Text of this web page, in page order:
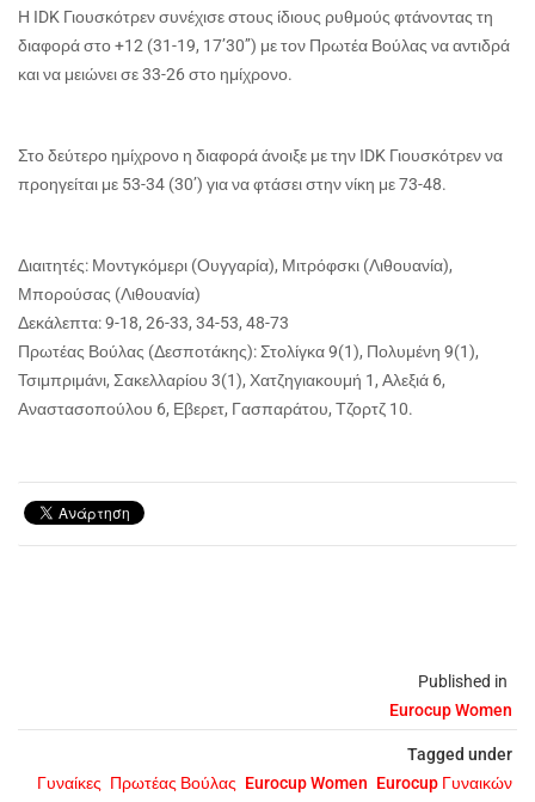
Published in
Eurocup Women
Tagged under
Γυναίκες Πρωτέας Βούλας Eurocup Women Eurocup Γυναικών
Η IDK Γιουσκότρεν συνέχισε στους ίδιους ρυθμούς φτάνοντας τη
διαφορά στο +12 (31-19, 17’30’’) με τον Πρωτέα Βούλας να αντιδρά
και να μειώνει σε 33-26 στο ημίχρονο.
Στο δεύτερο ημίχρονο η διαφορά άνοιξε με την ΙDK Γιουσκότρεν να
προηγείται με 53-34 (30’) για να φτάσει στην νίκη με 73-48.
Διαιτητές: Μοντγκόμερι (Ουγγαρία), Μιτρόφσκι (Λιθουανία),
Μπορούσας (Λιθουανία)
Δεκάλεπτα: 9-18, 26-33, 34-53, 48-73
Πρωτέας Βούλας (Δεσποτάκης): Στολίγκα 9(1), Πολυμένη 9(1),
Τσιμπριμάνι, Σακελλαρίου 3(1), Χατζηγιακουμή 1, Αλεξιά 6,
Αναστασοπούλου 6, Εβερετ, Γασπαράτου, Τζορτζ 10.